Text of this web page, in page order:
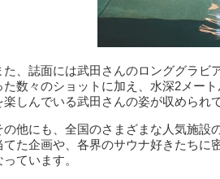
た、誌面には武田さんのロンググラビ
た数々のショットに加え、水深2メー
楽しんでいる武田さんの姿が収められ
の他にも、全国のさまざまな人気施設
てた企画や、各界のサウナ好きたちに
っています。